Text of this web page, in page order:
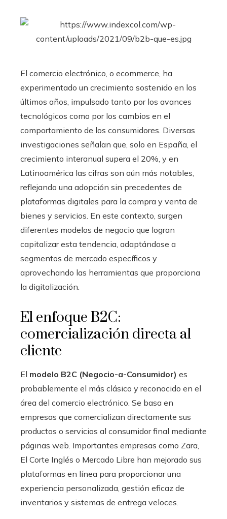
El comercio electrónico, o ecommerce, ha
experimentado un crecimiento sostenido en los
últimos años, impulsado tanto por los avances
tecnológicos como por los cambios en el
comportamiento de los consumidores. Diversas
investigaciones señalan que, solo en España, el
crecimiento interanual supera el 20%, y en
Latinoamérica las cifras son aún más notables,
reflejando una adopción sin precedentes de
plataformas digitales para la compra y venta de
bienes y servicios. En este contexto, surgen
diferentes modelos de negocio que logran
capitalizar esta tendencia, adaptándose a
segmentos de mercado específicos y
aprovechando las herramientas que proporciona
la digitalización.
El enfoque B2C:
comercialización directa al
cliente
El modelo B2C (Negocio-a-Consumidor) es
probablemente el más clásico y reconocido en el
área del comercio electrónico. Se basa en
empresas que comercializan directamente sus
productos o servicios al consumidor final mediante
páginas web. Importantes empresas como Zara,
El Corte Inglés o Mercado Libre han mejorado sus
plataformas en línea para proporcionar una
experiencia personalizada, gestión eficaz de
inventarios y sistemas de entrega veloces.